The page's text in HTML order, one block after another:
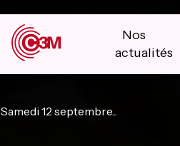
Nos
actualités
Samedi 12 septembre...